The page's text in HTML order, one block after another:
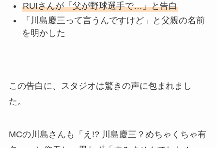
RUIさんが「父が野球選手で…」と告白
「川島慶三って言うんですけど」と父親の名前
を明かした
この告白に、スタジオは驚きの声に包まれまし
た。
MCの川島さんも「え!? 川島慶三？めちゃくちゃ有